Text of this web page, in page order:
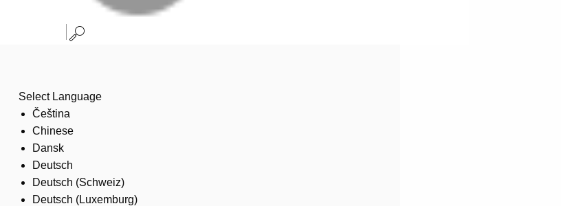
Select Language
Čeština
Chinese
Dansk
Deutsch
Deutsch (Schweiz)
Deutsch (Luxemburg)